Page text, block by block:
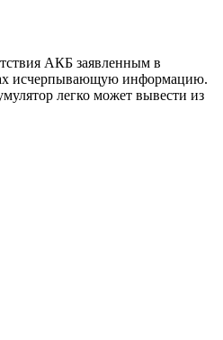
АКБ заявленным в
исчерпывающую информацию.
легко может вывести из